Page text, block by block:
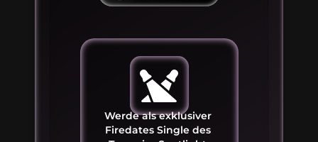
Werde als exklusiver
Firedates Single des